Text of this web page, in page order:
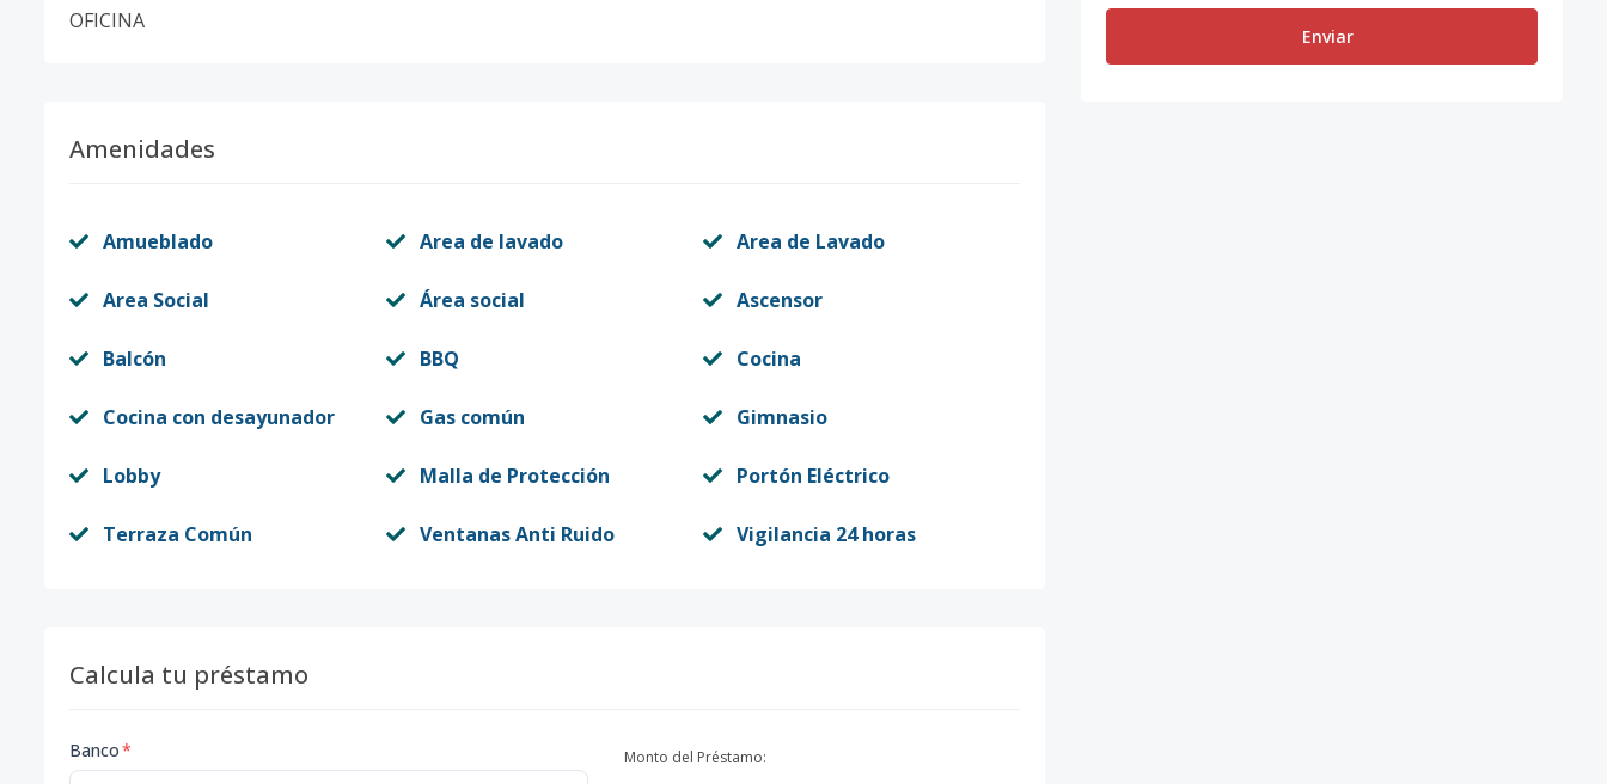
OFICINA
Amenidades
Amueblado Area de lavado Area de Lavado
Area Social Área social Ascensor
Balcón BBQ Cocina
Cocina con desayunador Gas común Gimnasio
Lobby Malla de Protección Portón Eléctrico
Terraza Común Ventanas Anti Ruido Vigilancia 24 horas
Calcula tu préstamo
Banco* Monto del Préstamo:
Enviar